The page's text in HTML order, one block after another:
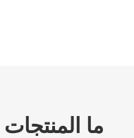
ما المنتجات